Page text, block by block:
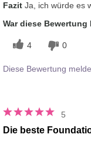
Fazit Ja, ich würde es
War diese
4 0
Diese Bewertung
5
Die beste